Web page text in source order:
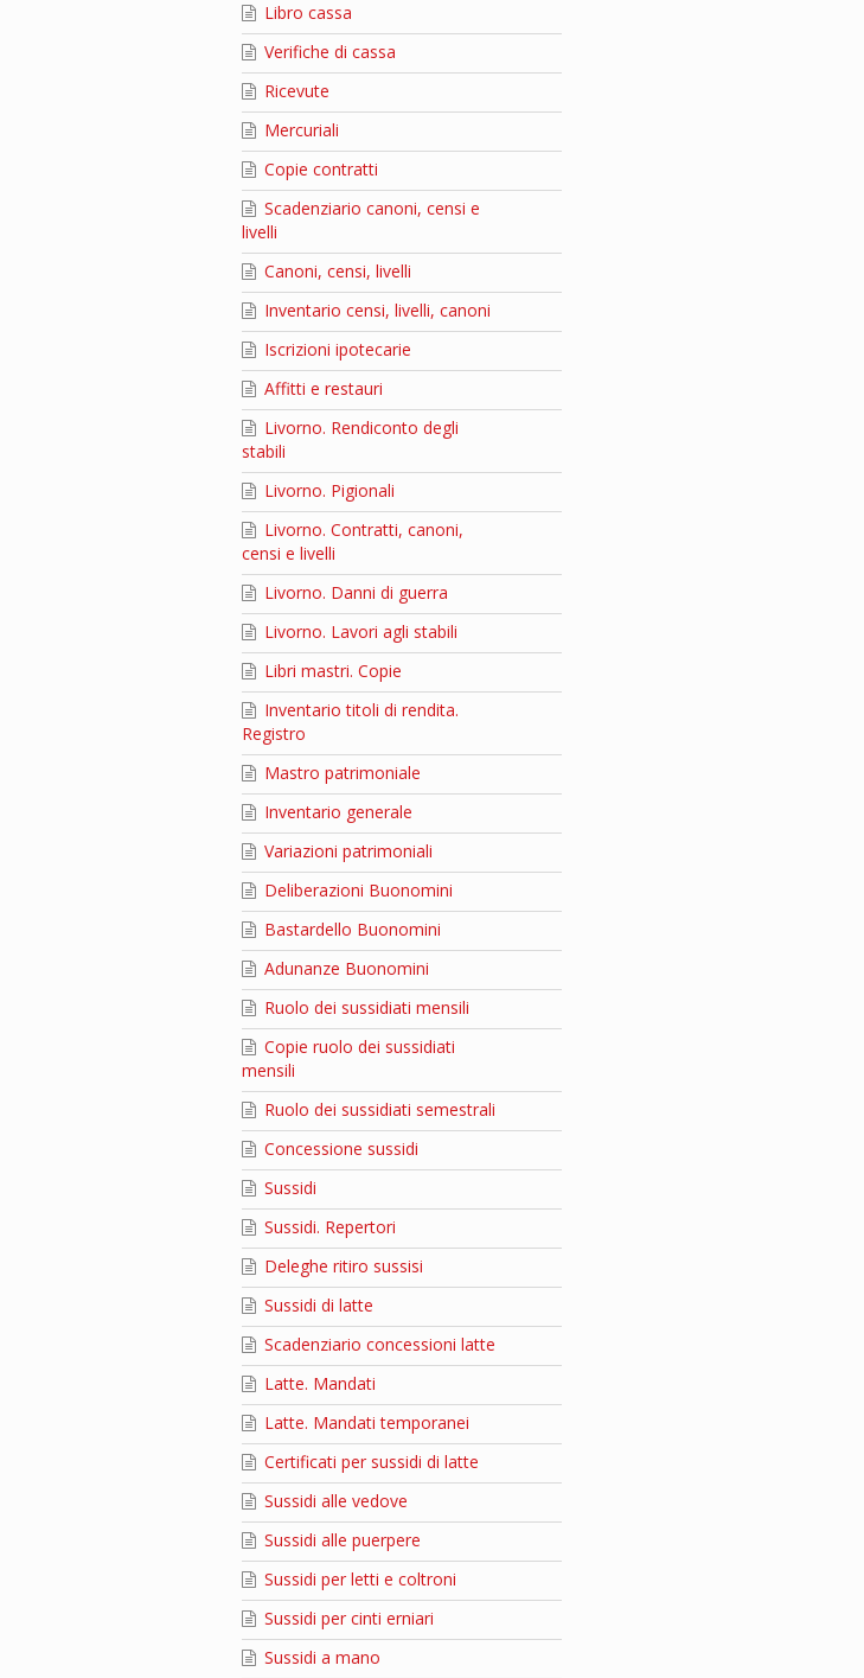
Libro cassa
Verifiche di cassa
Ricevute
Mercuriali
Copie contratti
Scadenziario canoni, censi e
livelli
Canoni, censi, livelli
Inventario censi, livelli, canoni
Iscrizioni ipotecarie
Affitti e restauri
Livorno. Rendiconto degli
stabili
Livorno. Pigionali
Livorno. Contratti, canoni,
censi e livelli
Livorno. Danni di guerra
Livorno. Lavori agli stabili
Libri mastri. Copie
Inventario titoli di rendita.
Registro
Mastro patrimoniale
Inventario generale
Variazioni patrimoniali
Deliberazioni Buonomini
Bastardello Buonomini
Adunanze Buonomini
Ruolo dei sussidiati mensili
Copie ruolo dei sussidiati
mensili
Ruolo dei sussidiati semestrali
Concessione sussidi
Sussidi
Sussidi. Repertori
Deleghe ritiro sussisi
Sussidi di latte
Scadenziario concessioni latte
Latte. Mandati
Latte. Mandati temporanei
Certificati per sussidi di latte
Sussidi alle vedove
Sussidi alle puerpere
Sussidi per letti e coltroni
Sussidi per cinti erniari
Sussidi a mano